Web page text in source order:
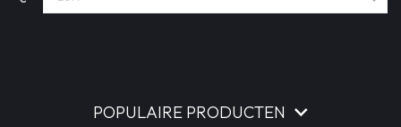
POPULAIRE PRODUCTEN